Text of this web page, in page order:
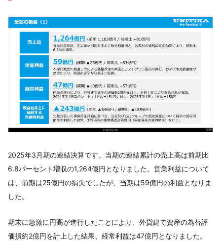
2025年3月期の連結決算です。当期の連結累計の売上高は前期比
6.8パーセント増収の1,264億円となりました。営業利益について
は、前期は25億円の損失でしたが、当期は59億円の利益となりま
した。
期末に急激に円高が進行したことにより、外貨建て資産の為替評
価損約2億円を計上した結果、経常利益は47億円となりました。